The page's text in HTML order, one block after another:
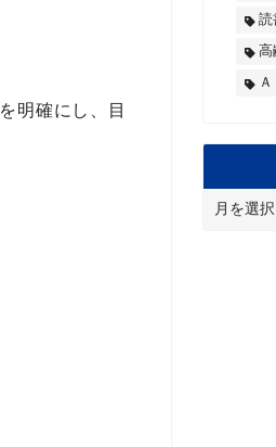
を明確にし、目
読
高